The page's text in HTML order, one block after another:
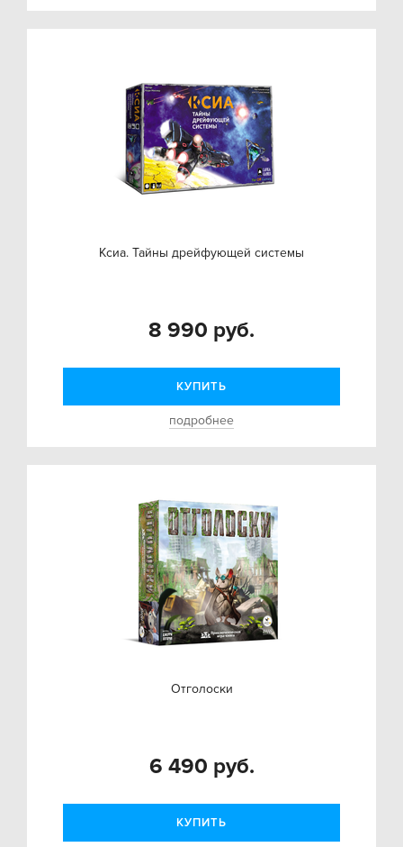
Ксиа. Тайны дрейфующей системы
8 990 руб.
КУПИТЬ
подробнее
Отголоски
6 490 руб.
КУПИТЬ